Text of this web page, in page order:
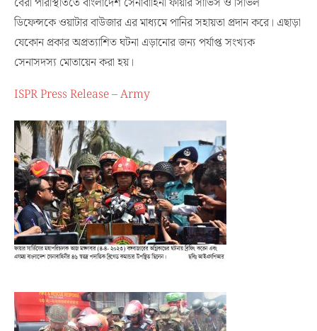
ডিফেন্সকে ওয়াটার বাউজার এর মাধ্যমে পানির সহায়তা প্রদান করে। এছাড়া
যেকোন প্রকার অপ্রত্যাশিত ঘটনা এড়ানোর জন্য পর্যাপ্ত সংখ্যক
সেনাসদস্য মোতায়েন করা হয়।
ISPR Press Release – Army